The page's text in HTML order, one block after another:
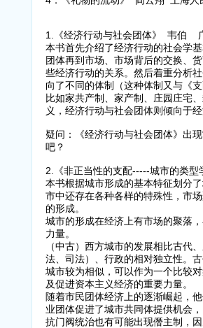
1.《经济行动与社会团体》 韦伯
本书首先介绍了经济行动的社会学
团体再到市场、市场背后的交换、
些经济行动的关系。然后着重分析
向了不同的体制（这种体制又与《
比如家共产制、家产制、庄园庄宅
义，经济行动与社会团体则倾向于
疑问：《经济行动与社会团体》出
吧？
2.《非正当性的支配-----城市的类
本书根据城市形成的基本特征划分
市中还存在各种各样的特殊性，市
的形成。
城市的形成在经济上有市场的聚落
力量。
（中古）西方城市的发展相比古代
法、司法）、行政的相对独立性。
城市较为相似，可以作为一个比较
及促进资本主义经济的重要力量。
随着市民团体经济上的逐渐崛起，
业团体促进了城市共同体提供机会
抗门阀统治也有可能出现僭主制，